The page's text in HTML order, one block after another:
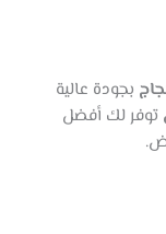
بجودة عالية
توفر لك أفضل